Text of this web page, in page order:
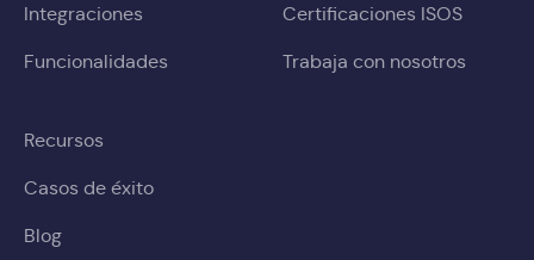
Integraciones
Funcionalidades
Certificaciones ISOS
Trabaja con nosotros
Recursos
Casos de éxito
Blog